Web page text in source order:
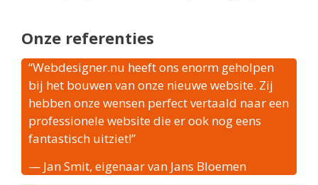
Onze referenties
“Webdesigner.nu heeft ons enorm geholpen
bij het bouwen van onze nieuwe website. Zij
hebben onze wensen perfect vertaald naar een
professionele website die er ook nog eens
fantastisch uitziet!”
— Jan Smit, eigenaar van Jans Bloemen